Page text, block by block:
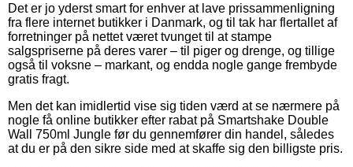
Det er jo yderst smart for enhver at lave prissammenligning
fra flere internet butikker i Danmark, og til tak har flertallet af
forretninger på nettet været tvunget til at stampe
salgspriserne på deres varer – til piger og drenge, og tillige
også til voksne – markant, og endda nogle gange frembyde
gratis fragt.
Men det kan imidlertid vise sig tiden værd at se nærmere på
nogle få online butikker efter rabat på Smartshake Double
Wall 750ml Jungle før du gennemfører din handel, således
at du er på den sikre side med at skaffe sig den billigste pris.